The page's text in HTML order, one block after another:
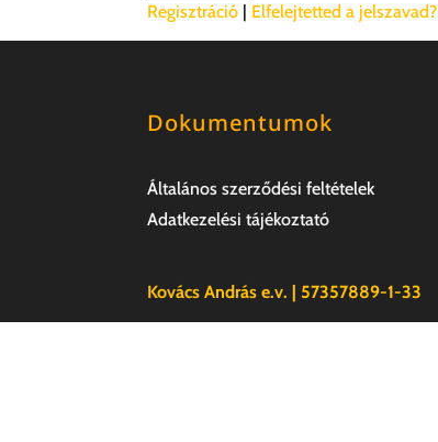
Regisztráció Elfelejtetted a jelszavad?
Dokumentumok
Általános szerződési feltételek
Adatkezelési tájékoztató
Kovács András e.v. | 57357889-1-33